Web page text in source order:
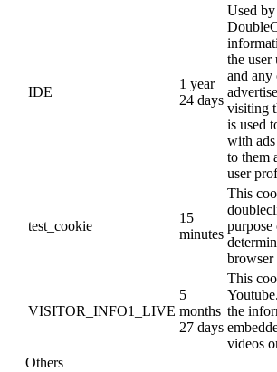
IDE
1 year
24 days
Used
the user
and any
visiting
is used
with
to them
user
test_cookie
15
minutes
This
browser
VISITOR_INFO1_LIVE
5
months
27 days
This
the
videos
Others